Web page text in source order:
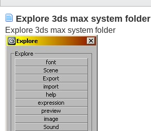
		)
	)
)
Explore 3ds max system folder
Explore 3ds max system folder